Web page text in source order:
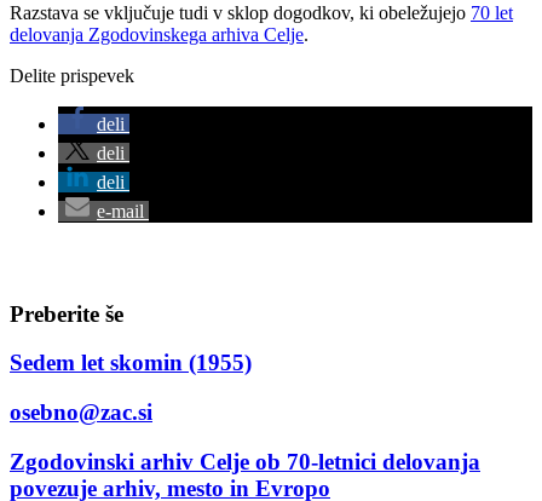
Razstava se vključuje tudi v sklop dogodkov, ki obeležujejo 70 let
delovanja Zgodovinskega arhiva Celje.
Delite prispevek
deli
deli
deli
e-mail
Preberite še
Sedem let skomin (1955)
osebno@zac.si
Zgodovinski arhiv Celje ob 70-letnici delovanja
povezuje arhiv, mesto in Evropo